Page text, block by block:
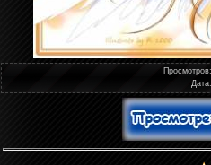
Просмотров
Дата